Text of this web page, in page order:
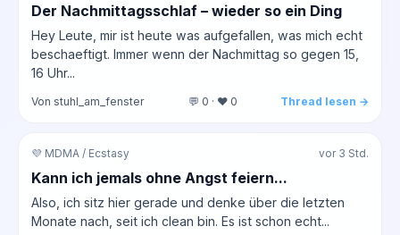
Der Nachmittagsschlaf – wieder so ein Ding
Hey Leute, mir ist heute was aufgefallen, was mich echt
beschaeftigt. Immer wenn der Nachmittag so gegen 15,
16 Uhr...
Von stuhl_am_fenster 💬 0 · ❤️ 0 Thread lesen →
💜 MDMA / Ecstasy vor 3 Std.
Kann ich jemals ohne Angst feiern...
Also, ich sitz hier gerade und denke über die letzten
Monate nach, seit ich clean bin. Es ist schon echt...